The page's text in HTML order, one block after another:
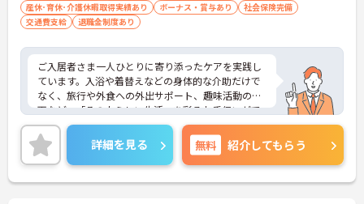
産休･育休･介護休暇取得実績あり
ボーナス・賞与あり
社会保険完備
交通費支給
退職金制度あり
ご入居者さま一人ひとりに寄り添ったケアを実践し
ています。入浴や着替えなどの身体的な介助だけで
なく、旅行や外食への外出サポート、趣味活動の企
画など、「その人らしい生活」を彩るお手伝いがで
きるのが大きな特徴です。「生活の楽しみ」を一緒
に共有し、笑顔を引き出すことができるため、日々
の業務を通じて深いやりがいを感じることができま
す。
＜手厚い研修とサポート体制＞入社時には研修施設
詳細を見る 無料 紹介してもらう